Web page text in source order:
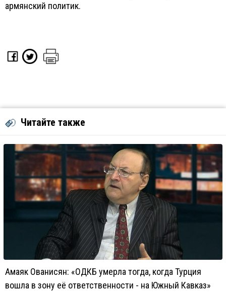
армянский политик.
Читайте также
Амаяк Ованисян: «ОДКБ умерла тогда, когда Турция
вошла в зону её ответственности - на Южный Кавказ»